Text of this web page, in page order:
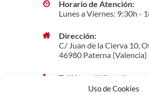
Uso de Cookies
Horario de Atención:
Lunes a Viernes: 9:30h -
Dirección:
C/ Juan de la Cierva 10,
46980 Paterna (Valencia)
Teléfono / WhatsApp:
(+34) 960382333